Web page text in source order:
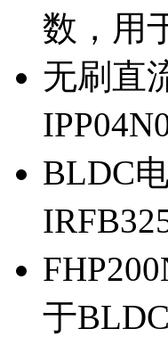
数，用
无刷直
BLDC
于